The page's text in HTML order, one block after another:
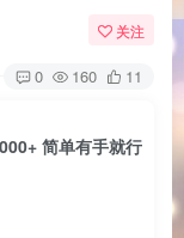
关注
0 160 11
简单有手就行